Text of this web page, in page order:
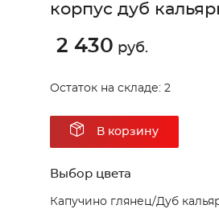
корпус дуб
2 430 руб.
Остаток на складе: 2
В корзину
Выбор цвета
Капучино глянец/Дуб